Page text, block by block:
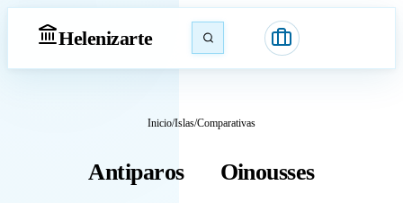
Helenizarte
Inicio/Islas/Comparativas
Antiparos Oinousses